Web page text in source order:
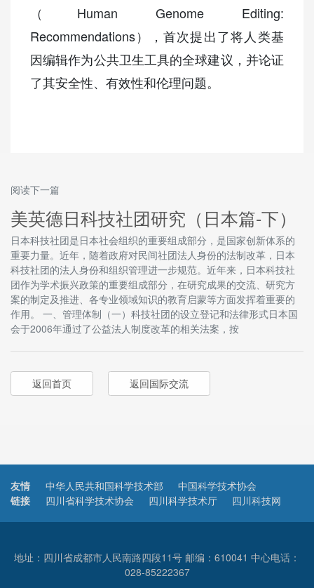
（Human Genome Editing:
Recommendations），首次提出了将人类基
因编辑作为公共卫生工具的全球建议，并论证
了其安全性、有效性和伦理问题。
阅读下一篇
美英德日科技社团研究（日本篇-下）
日本科技社团是日本社会组织的重要组成部分，是国家创新体系的
重要力量。近年，随着政府对民间社团法人身份的法制改革，日本
科技社团的法人身份和组织管理进一步规范。近年来，日本科技社
团作为学术振兴政策的重要组成部分，在研究成果的交流、研究方
案的制定及推进、各专业领域知识的教育启蒙等方面发挥着重要的
作用。 一、管理体制（一）科技社团的设立登记和法律形式日本国
会于2006年通过了公益法人制度改革的相关法案，按
返回首页 返回国际交流
友情
链接
中华人民共和国科学技术部
中国科学技术协会
四川省科学技术协会
四川科学技术厅 四川科技网
地址：四川省成都市人民南路四段11号 邮编：610041 中心电话：
028-85222367